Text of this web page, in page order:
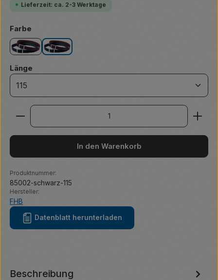
Lieferzeit: ca. 2-3 Werktage
Farbe
braun schwarz
Länge
Produkt Anzahl: Gib den gewünschten Wert ein
In den Warenkorb
Produktnummer:
85002-schwarz-115
Hersteller:
FHB
Datenblatt herunterladen
Beschreibung